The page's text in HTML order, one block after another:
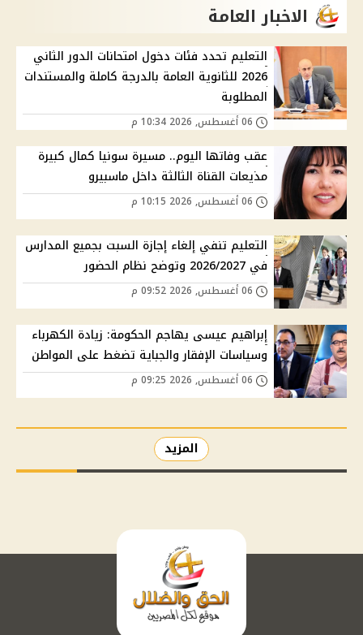
الاخبار العامة
التعليم تحدد فئات دخول امتحانات الدور الثاني
2026 للثانوية العامة بالدرجة كاملة والمستندات
المطلوبة
عقب وفاتها اليوم.. مسيرة سونيا كمال كبيرة
مذيعات القناة الثالثة داخل ماسبيرو
التعليم تنفي إلغاء إجازة السبت بجميع المدارس
في 2026/2027 وتوضح نظام الحضور
إبراهيم عيسى يهاجم الحكومة: زيادة الكهرباء
وسياسات الإفقار والجباية تضغط على المواطن
المزيد